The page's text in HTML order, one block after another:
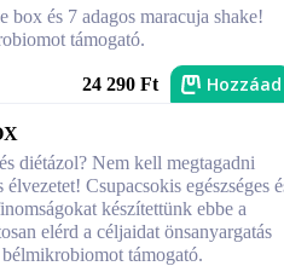
box és 7 adagos maracuja shake!
támogató.
24 290 Ft Hozzáad
diétázol? Nem kell megtagadni
élvezetet! Csupacsokis egészséges
készítettünk ebbe a
elérd a céljaidat önsanyargatás
támogató.